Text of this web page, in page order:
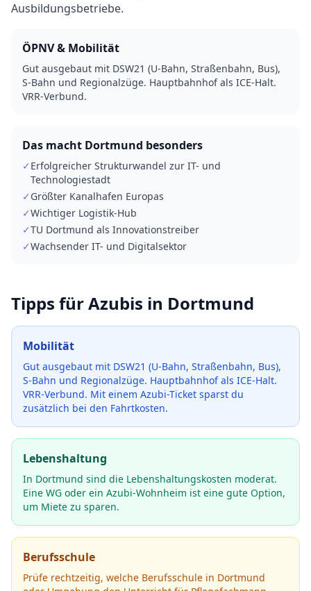
Ausbildungsbetriebe.
ÖPNV & Mobilität
Gut ausgebaut mit DSW21 (U-Bahn, Straßenbahn, Bus),
S-Bahn und Regionalzüge. Hauptbahnhof als ICE-Halt.
VRR-Verbund.
Das macht Dortmund besonders
✓ Erfolgreicher Strukturwandel zur IT- und
Technologiestadt
✓ Größter Kanalhafen Europas
✓Wichtiger Logistik-Hub
✓TU Dortmund als Innovationstreiber
✓Wachsender IT- und Digitalsektor
Tipps für Azubis in Dortmund
Mobilität
Gut ausgebaut mit DSW21 (U-Bahn, Straßenbahn, Bus),
S-Bahn und Regionalzüge. Hauptbahnhof als ICE-Halt.
VRR-Verbund. Mit einem Azubi-Ticket sparst du
zusätzlich bei den Fahrtkosten.
Lebenshaltung
In Dortmund sind die Lebenshaltungskosten moderat.
Eine WG oder ein Azubi-Wohnheim ist eine gute Option,
um Miete zu sparen.
Berufsschule
Prüfe rechtzeitig, welche Berufsschule in Dortmund